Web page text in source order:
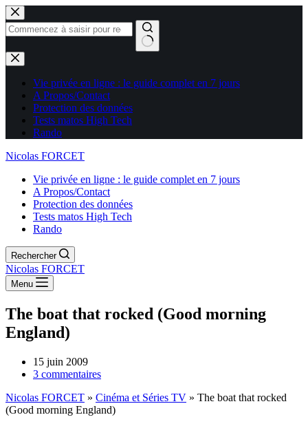
Aucun
résultat
Vie privée en ligne : le guide complet en 7 jours
A Propos/Contact
Protection des données
Tests matos High Tech
Rando
Nicolas FORCET
Vie privée en ligne : le guide complet en 7 jours
A Propos/Contact
Protection des données
Tests matos High Tech
Rando
Rechercher
Nicolas FORCET
Menu
The boat that rocked (Good morning
England)
15 juin 2009
3 commentaires
Nicolas FORCET » Cinéma et Séries TV » The boat that rocked
(Good morning England)